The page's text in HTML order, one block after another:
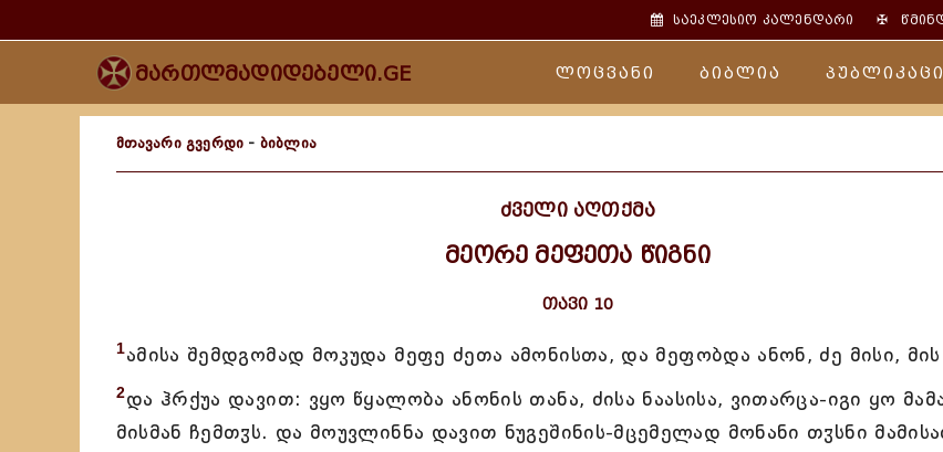
საეკლესიო კალენდარი ✠
მართლმადიდებელი.GE ლოცვანი ბიბლია
მთავარი გვერდი - ბიბლია
ძველი აღთქმა
მეორე მეფეთა წიგნი
თავი 10
1ამისა შემდგომად მოკუდა მეფე ძეთა ამონისთა, და მეფობდა ანონ, ძე მისი,
2და ჰრქუა დავით: ვყო წყალობა ანონის თანა, ძისა ნაასისა, ვითარცა-იგი ყო
მისმან ჩემთჳს. და მოუვლინნა დავით ნუგეშინის-მცემელად მონანი თჳსნი